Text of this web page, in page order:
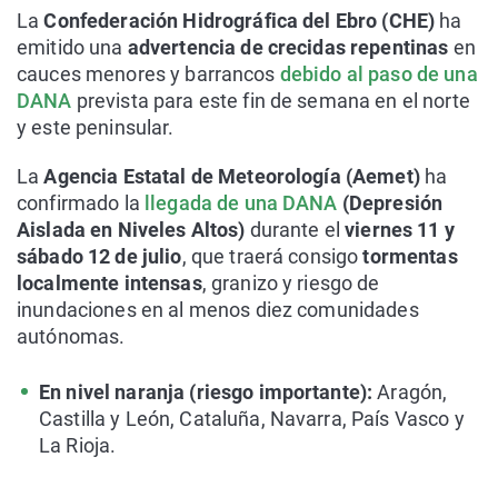
LaConfederación Hidrográfica del Ebro (CHE) ha
emitido una advertencia de crecidas repentinas en
cauces menores y barrancos debido al paso de una
DANA prevista para este fin de semana en el norte
y este peninsular.
LaAgencia Estatal de Meteorología (Aemet)ha
confirmado la
llegada de una DANA (Depresión
Aislada en Niveles Altos) durante elviernes 11 y
sábado 12 de julio, que traerá consigotormentas
localmente intensas, granizo y riesgo de
inundaciones en al menos diez comunidades
autónomas.
En nivel naranja (riesgo importante): Aragón,
Castilla y León, Cataluña, Navarra, País Vasco y
La Rioja.